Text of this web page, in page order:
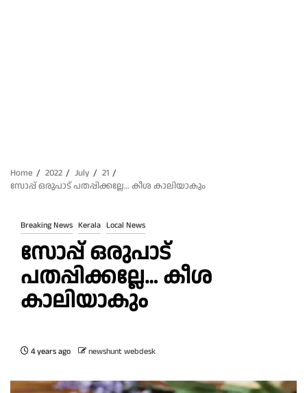
Home 2022 July
21
സോപ്പ് ഒരുപാട് പതപ്പിക്കല്ലേ… കീശ കാലിയാകും
Breaking News Kerala Local News
സോപ്പ് ഒരുപാട്
പതപ്പിക്കല്ലേ… കീശ
കാലിയാകും
4 years ago newshunt webdesk